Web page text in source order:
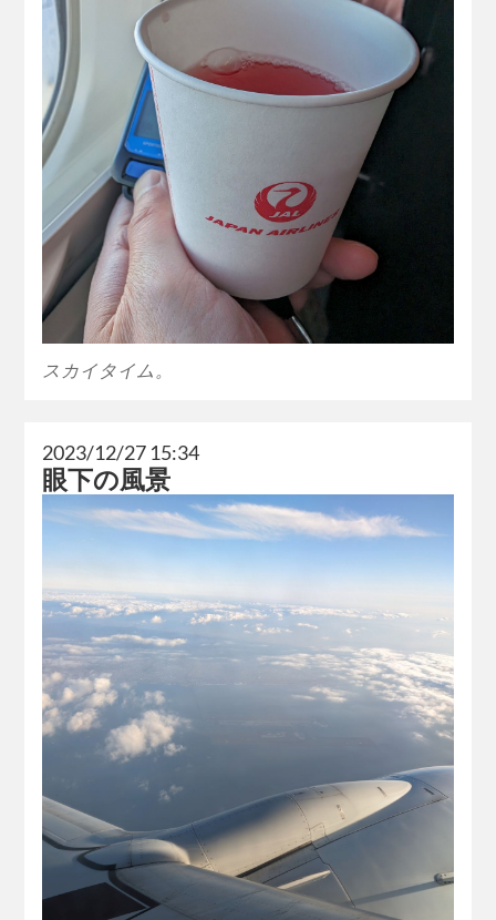
スカイタイム。
2023/12/27 15:34
眼下の風景